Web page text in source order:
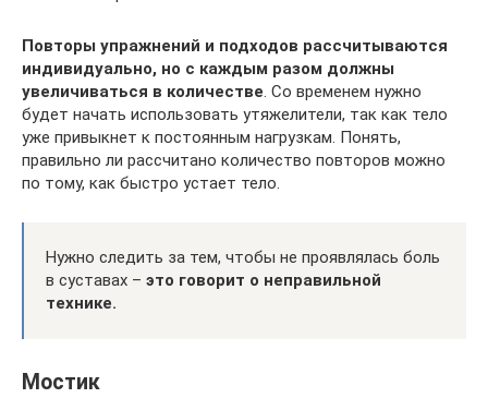
Повторы упражнений и подходов рассчитываются
индивидуально, но с каждым разом должны
увеличиваться в количестве. Со временем нужно
будет начать использовать утяжелители, так как тело
уже привыкнет к постоянным нагрузкам. Понять,
правильно ли рассчитано количество повторов можно
по тому, как быстро устает тело.
Нужно следить за тем, чтобы не проявлялась боль
в суставах – это говорит о неправильной
технике.
Мостик